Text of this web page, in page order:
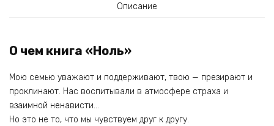
Описание
О чем книга «Ноль»
Мою семью уважают и поддерживают, твою — презирают и
проклинают. Нас воспитывали в атмосфере страха и
взаимной ненависти…
Но это не то, что мы чувствуем друг к другу.